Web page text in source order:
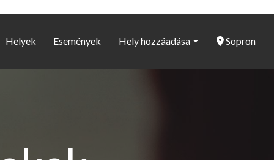
Helyek Események Hely hozzáadása Sopron